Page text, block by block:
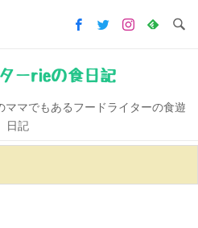
ーrieの食日記
マでもあるフードライターの食遊
日記